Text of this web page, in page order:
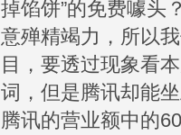
掉馅饼”的免费噱头
意殚精竭力，所以
目，要透过现象看
词，但是腾讯却能
腾讯的营业额中的